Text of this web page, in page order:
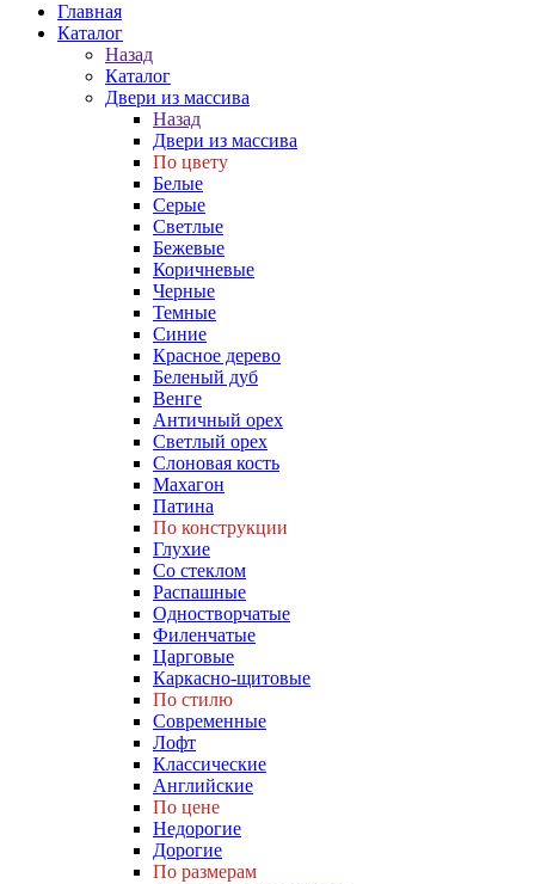
Главная
Каталог
Назад
Каталог
Двери из массива
Назад
Двери из массива
По цвету
Белые
Серые
Светлые
Бежевые
Коричневые
Черные
Темные
Синие
Красное дерево
Беленый дуб
Венге
Античный орех
Светлый орех
Слоновая кость
Махагон
Патина
По конструкции
Глухие
Со стеклом
Распашные
Одностворчатые
Филенчатые
Царговые
Каркасно-щитовые
По стилю
Современные
Лофт
Классические
Английские
По цене
Недорогие
Дорогие
По размерам